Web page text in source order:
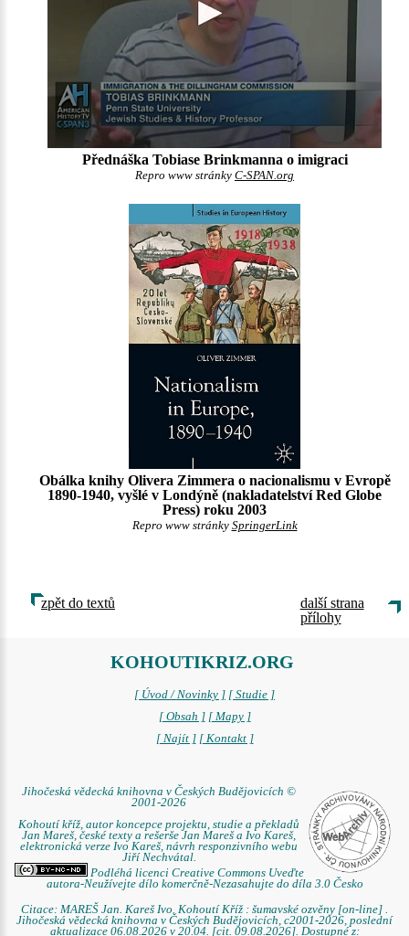
Přednáška Tobiase Brinkmanna o imigraci
Repro www stránky C-SPAN.org
Obálka knihy Olivera Zimmera o nacionalismu v Evropě
1890-1940, vyšlé v Londýně (nakladatelství Red Globe
Press) roku 2003
Repro www stránky SpringerLink
zpět do textů
další strana
přílohy
KOHOUTIKRIZ.ORG
[ Úvod / Novinky ] [ Studie ]
[ Obsah ] [ Mapy ]
[ Najít ] [ Kontakt ]
Jihočeská vědecká knihovna v Českých Budějovicích ©
2001-2026
Kohoutí kříž, autor koncepce projektu, studie a překladů
Jan Mareš, české texty a rešerše Jan Mareš a Ivo Kareš,
elektronická verze Ivo Kareš, návrh responzivního webu
Jiří Nechvátal.
Podléhá licenci Creative Commons Uveďte
autora-Neužívejte dílo komerčně-Nezasahujte do díla 3.0 Česko
Citace: MAREŠ Jan. Kareš Ivo. Kohoutí Kříž : šumavské ozvěny [on-line] .
Jihočeská vědecká knihovna v Českých Budějovicích, c2001-2026, poslední
aktualizace 06.08.2026 v 20.04. [cit. 09.08.2026]. Dostupné z: